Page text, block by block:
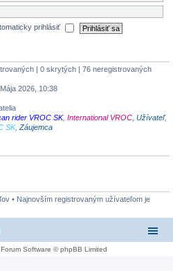
prihlásiť
| 0 skrytých | 76 neregistrovaných
Mája 2026, 10:38
rider VROC SK, International VROC Užívateľ,
SK, Záujemca
• Najnovším registrovaným užívateľom je
Software © phpBB Limited